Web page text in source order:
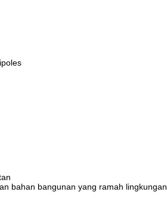
bahan bangunan yang ramah lingkungan